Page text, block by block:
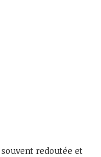
redoutée et